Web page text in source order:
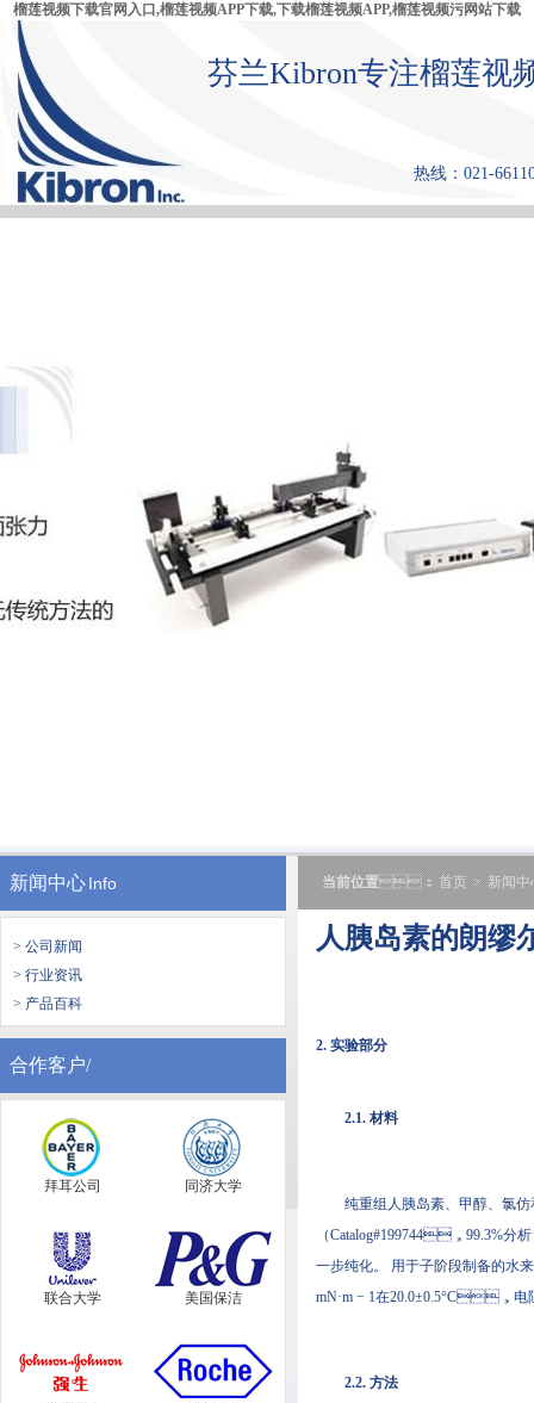
榴莲视频下载官网入口,榴莲视频APP下载,下载榴莲视频APP,榴莲视频污网站下载
芬兰Kibron专注榴莲视
热线：021-
首 页 产品中心 张力仪
新闻中心Info
> 公司新闻
> 行业资讯
> 产品百科
合作客户/
拜耳公司 同济大学
联合大学 美国保洁
当前位置： 首页 > 新闻中
人胰岛素的朗
2. 实验部分
2.1. 材料
纯重组人胰岛素、甲醇
（Catalog#199744，99.3%分析
一步纯化。 用于子阶段制备的水
mN·m − 1在20.0±0.5°C，电
2.2. 方法